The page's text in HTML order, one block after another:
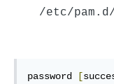
‎/etc/pam.d/
password [